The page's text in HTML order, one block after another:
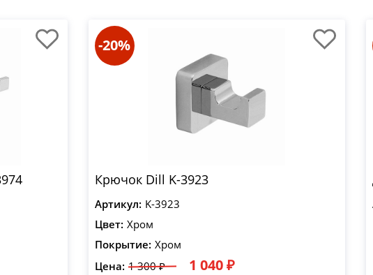
-20%
Крючок Dill K-3923
Артикул: K-3923
Цвет: Хром
Покрытие: Хром
Цена: 1 300 ₽ 1 040 ₽